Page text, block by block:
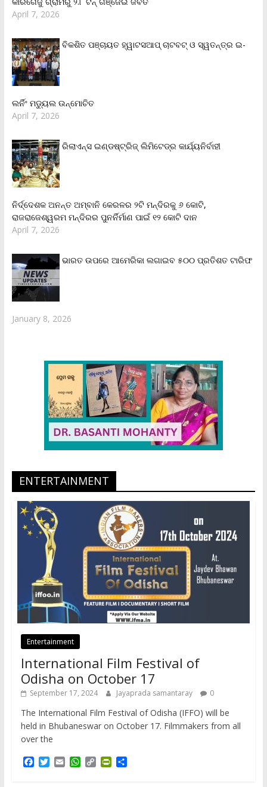
April 7, 2026
ବିକଶିତ ପଞ୍ଚାୟତ ହ୍ୱାଟସଆପ୍ ଚାଟବଟ୍ ଓ ସ୍ୱତନ୍ତ୍ର ଇ-
ଲର୍ନିଂ ମଡ୍ୟୁଲ ଉନ୍ମୋଚିତ
April 7, 2026
ରିଲାଏନ୍‌ସ ଇଣ୍ଡଷ୍ଟ୍ରିଜ୍ ଲିମିଟେଡ୍‌ର କାର୍ଯ୍ୟନିର୍ବାହୀ
ନିର୍ଦ୍ଦେଶକ ଅନନ୍ତ ଅମ୍ବାନି କେରଳର ୨ଟି ମନ୍ଦିରକୁ ୬ କୋଟି,
ରାଜରାଜେଶ୍ୱରମ ମନ୍ଦିରର ପୁନର୍ନିର୍ମାଣ ପାଇଁ ୧୨ କୋଟି ଦାନ
April 7, 2026
ଭାରତ ଉପରେ ଆମେରିକା ଲଗାଇବ ୫୦୦ ପ୍ରତିଶତ ଟାରିଫ
January 8, 2026
ENTERTAINMENT
Entertainment
International Film Festival of
Odisha on October 17
September 17, 2024 Jayaprada samantaray 0
The International Film Festival of Odisha (IFFO) will be
held in Bhubaneswar on October 17. Filmmakers from all
over the
F
T
E
W C
P
S